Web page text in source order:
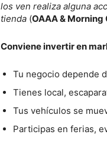
los ven realiza alguna
tienda (OAAA & Morning
Conviene invertir en
Tu negocio depende
Tienes local,
Tus vehículos se
Participas en ferias,